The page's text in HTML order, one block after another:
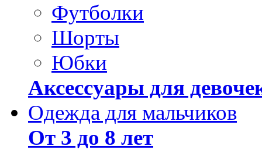
Футболки
Шорты
Юбки
Аксессуары для
Одежда для мальчиков
От 3 до 8 лет